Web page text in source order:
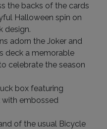
the backs of the cards
Halloween spin on
design.
adorn the Joker and
deck a memorable
celebrate the season
box featuring
embossed
of the usual Bicycle